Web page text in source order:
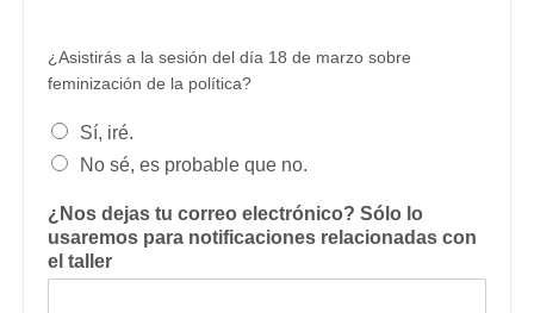
¿Asistirás a la sesión del día 18 de marzo sobre
feminización de la política?
Sí, iré.
No sé, es probable que no.
¿Nos dejas tu correo electrónico? Sólo lo
usaremos para notificaciones relacionadas con
el taller